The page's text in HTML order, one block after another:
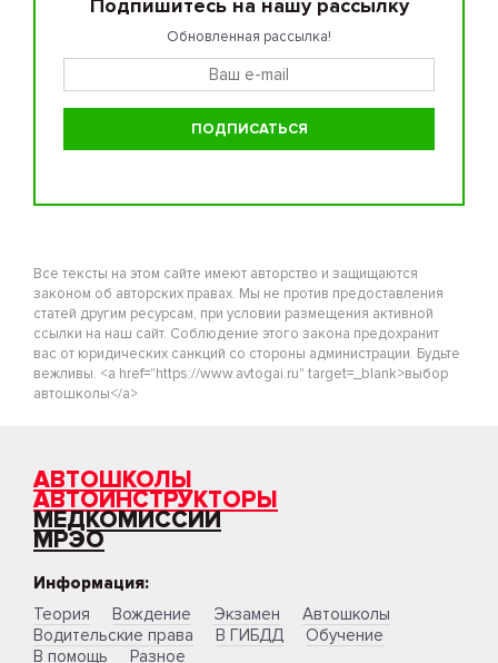
Подпишитесь на нашу рассылку
Обновленная рассылка!
Все тексты на этом сайте имеют авторство и защищаются
законом об авторских правах. Мы не против предоставления
статей другим ресурсам, при условии размещения активной
ссылки на наш сайт. Соблюдение этого закона предохранит
вас от юридических санкций со стороны администрации. Будьте
вежливы. <a href="https://www.avtogai.ru" target=_blank>выбор
автошколы</a>
АВТОШКОЛЫ
АВТОИНСТРУКТОРЫ
МЕДКОМИССИИ
МРЭО
Информация:
Теория
Вождение Экзамен
Автошколы
Водительские права
В ГИБДД
Обучение
В помощь
Разное